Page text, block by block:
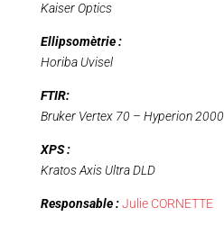
Kaiser Optics
Ellipsomètrie :
Horiba Uvisel
FTIR:
Bruker Vertex 70 – Hyperion 2000
XPS :
Kratos Axis Ultra DLD
Responsable :Julie CORNETTE